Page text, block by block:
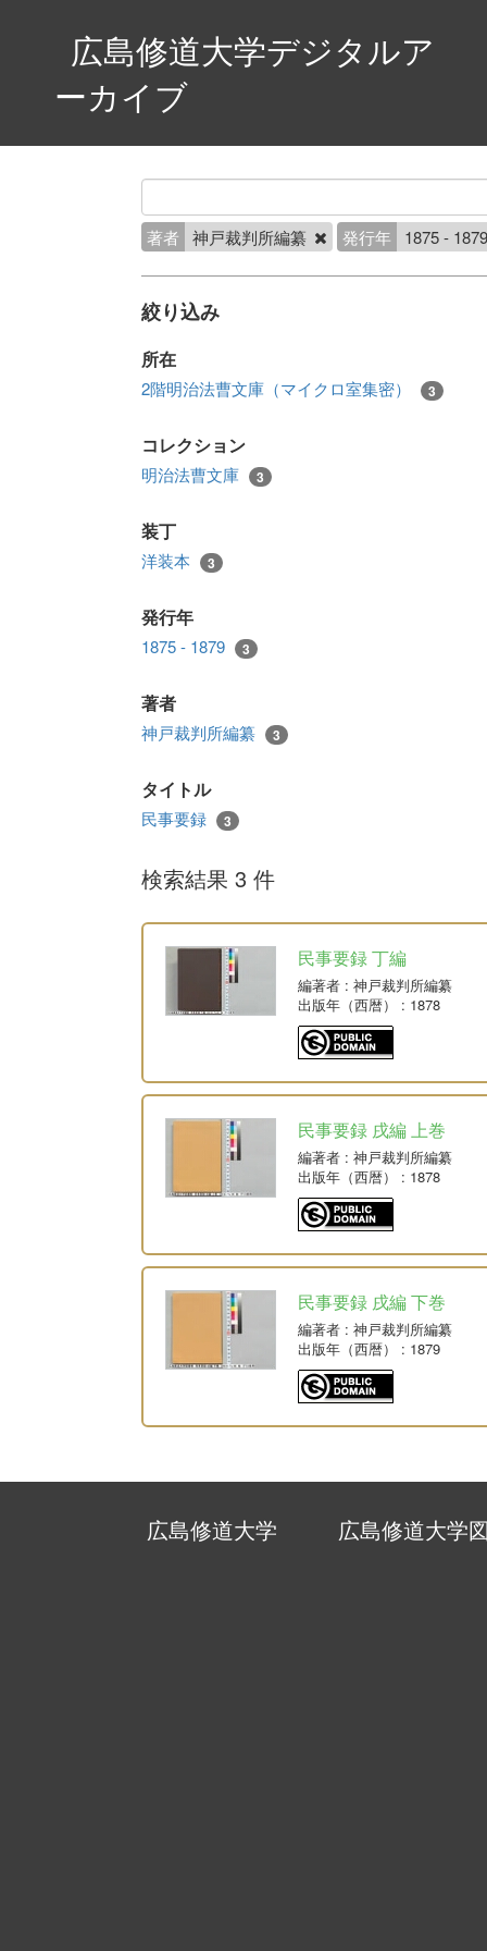
広島修道大学デジタルア
ーカイブ
著者 神戸裁判所編纂 発行年 1875 -
絞り込み
所在
2階明治法曹文庫（マイクロ室集密） 3
コレクション
明治法曹文庫 3
装丁
洋装本 3
発行年
1875 - 1879 3
著者
神戸裁判所編纂 3
タイトル
民事要録 3
検索結果 3 件
民事要録 丁編
編著者 : 神戸裁判所編纂
出版年（西暦）
: 1878
民事要録 戌編 上巻
編著者 : 神戸裁判所編纂
出版年（西暦）
: 1878
民事要録 戌編 下巻
編著者 : 神戸裁判所編纂
出版年（西暦）
: 1879
広島修道大学 広島修道大学